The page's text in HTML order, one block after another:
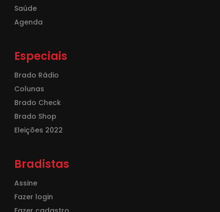
Saúde
Agenda
Especiais
Brado Rádio
Colunas
Brado Check
Brado Shop
Eleições 2022
Bradistas
Assine
Fazer login